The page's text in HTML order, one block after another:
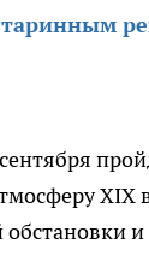
обстановки